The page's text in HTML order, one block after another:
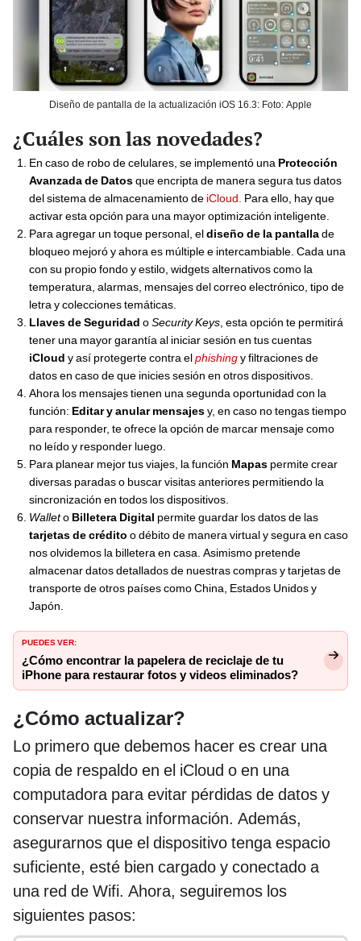
Diseño de pantalla de la actualización iOS 16.3: Foto: Apple
¿Cuáles son las novedades?
En caso de robo de celulares, se implementó una Protección
Avanzada de Datosque encripta de manera segura tus datos
del sistema de almacenamiento de iCloud. Para ello, hay que
activar esta opción para una mayor optimización inteligente.
Para agregar un toque personal, eldiseño de la pantallade
bloqueo mejoró y ahora es múltiple e intercambiable. Cada una
con su propio fondo y estilo, widgets alternativos como la
temperatura, alarmas, mensajes del correo electrónico, tipo de
letra y colecciones temáticas.
Llaves de Seguridad oSecurity Keys, esta opción te permitirá
tener una mayor garantía al iniciar sesión en tus cuentas
iCloud y así protegerte contra elphishingy filtraciones de
datos en caso de que inicies sesión en otros dispositivos.
Ahora los mensajes tienen una segunda oportunidad con la
función: Editar y anular mensajesy, en caso no tengas tiempo
para responder, te ofrece la opción de marcar mensaje como
no leído y responder luego.
Para planear mejor tus viajes, la función Mapas permite crear
diversas paradas o buscar visitas anteriores permitiendo la
sincronización en todos los dispositivos.
Walleto Billetera Digital permite guardar los datos de las
tarjetas de crédito o débito de manera virtual y segura en caso
nos olvidemos la billetera en casa. Asimismo pretende
almacenar datos detallados de nuestras compras y tarjetas de
transporte de otros países como China, Estados Unidos y
Japón.
PUEDES VER:
¿Cómo encontrar la papelera de reciclaje de tu
iPhone para restaurar fotos y videos eliminados?
¿Cómo actualizar?
Lo primero que debemos hacer es crear una
copia de respaldo en el iCloud o en una
computadora para evitar pérdidas de datos y
conservar nuestra información. Además,
asegurarnos que el dispositivo tenga espacio
suficiente, esté bien cargado y conectado a
una red de Wifi. Ahora, seguiremos los
siguientes pasos: